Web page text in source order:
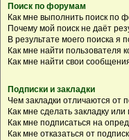
Поиск по форумам
Как мне выполнить поиск по
Почему мой поиск не даёт
В результате моего поиска я
Как мне найти пользователя
Как мне найти свои
Подписки и закладки
Чем закладки отличаются от
Как мне сделать закладку
Как мне подписаться на
Как мне отказаться от